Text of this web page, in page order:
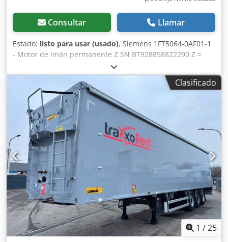
Consultar Llamar
Estado: listo para usar (usado), Siemens 1FT5064-0AF01-1
- Motor de imán permanente Z SN BT928858822290 Z =
sistema de freno (G45) y encoder (G44), usado, ligeros
signos de desgaste, 100% funcional, alcance de suministro
según fotos, Z ver placa de características Cjdpstw I Suefx
Ahisha
Clasificado
1 /25